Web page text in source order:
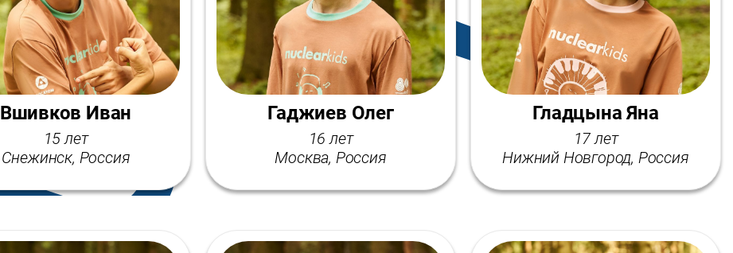
Вшивков Иван
15 лет
Снежинск, Россия
Гаджиев Олег
16 лет
Москва, Россия
Гладцына Яна
17 лет
Нижний Новгород, Россия